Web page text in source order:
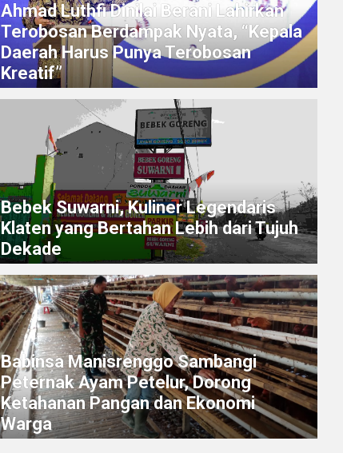
Ahmad Luthfi Dinilai Berani Lahirkan
Terobosan Berdampak Nyata, “Kepala
Daerah Harus Punya Terobosan
Kreatif”
Bebek Suwarni, Kuliner Legendaris
Klaten yang Bertahan Lebih dari Tujuh
Dekade
Babinsa Manisrenggo Sambangi
Peternak Ayam Petelur, Dorong
Ketahanan Pangan dan Ekonomi
Warga